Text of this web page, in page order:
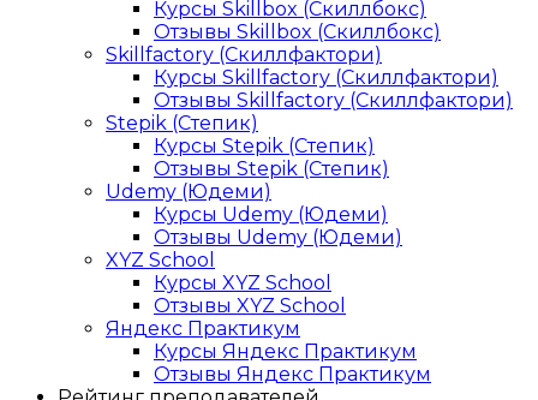
Курсы Skillbox (Скиллбокс)
Отзывы Skillbox (Скиллбокс)
Skillfactory (Скиллфактори)
Курсы Skillfactory (Скиллфактори)
Отзывы Skillfactory (Скиллфактори)
Stepik (Степик)
Курсы Stepik (Степик)
Отзывы Stepik (Степик)
Udemy (Юдеми)
Курсы Udemy (Юдеми)
Отзывы Udemy (Юдеми)
XYZ School
Курсы XYZ School
Отзывы XYZ School
Яндекс Практикум
Курсы Яндекс Практикум
Отзывы Яндекс Практикум